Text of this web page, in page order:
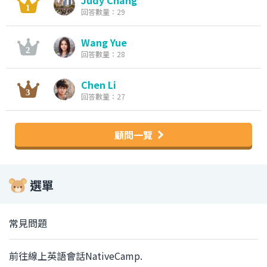
回答數量：29
Wang Yue
回答數量：28
Chen Li
回答數量：27
顧問一覽
選單
常見問題
前往線上英語會話NativeCamp.